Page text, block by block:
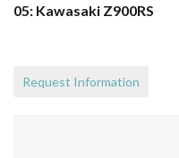
05: Kawasaki Z900RS
Request Information